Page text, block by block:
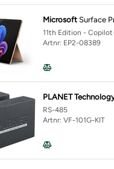
Microsoft Surface
11th Edition -
Artnr: EP2-08389
PLANET
RS-485
Artnr: VF-101G-KIT